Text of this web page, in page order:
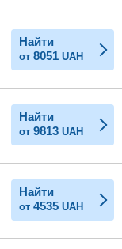
Найти
от 8051 UAH
Найти
от 9813 UAH
Найти
от 4535 UAH